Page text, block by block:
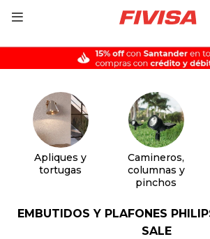

Camineros,
columnas y
Campanas
industriales
EMBUTIDOS Y PLAFONES
SALE